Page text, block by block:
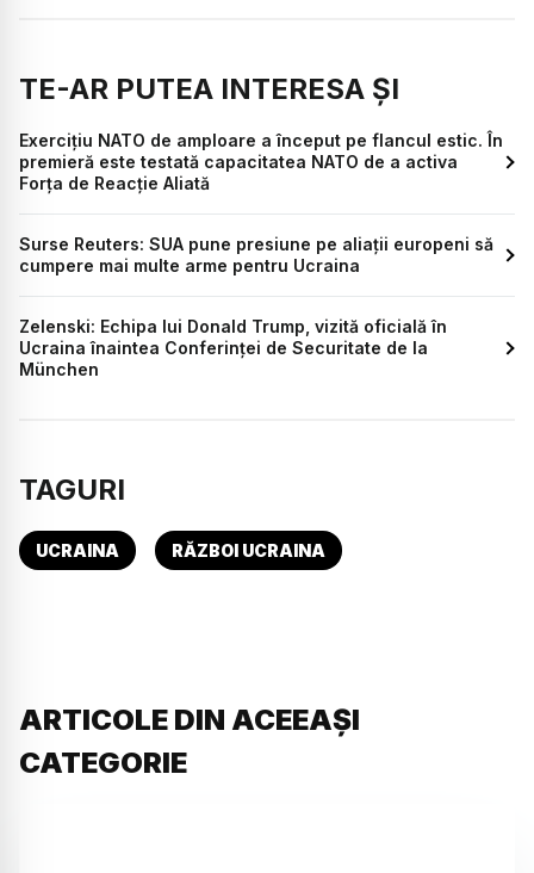
TE-AR PUTEA INTERESA ȘI
Exercițiu NATO de amploare a început pe flancul estic. În
premieră este testată capacitatea NATO de a activa
Forța de Reacție Aliată
Surse Reuters: SUA pune presiune pe aliații europeni să
cumpere mai multe arme pentru Ucraina
Zelenski: Echipa lui Donald Trump, vizită oficială în
Ucraina înaintea Conferinței de Securitate de la
München
TAGURI
UCRAINA RĂZBOI UCRAINA
ARTICOLE DIN ACEEAȘI
CATEGORIE